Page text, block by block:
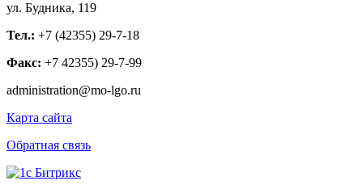
ул. Будника, 119
Тел.: +7 (42355) 29-7-18
Факс: +7 42355) 29-7-99
administration@mo-lgo.ru
Карта сайта
Обратная связь